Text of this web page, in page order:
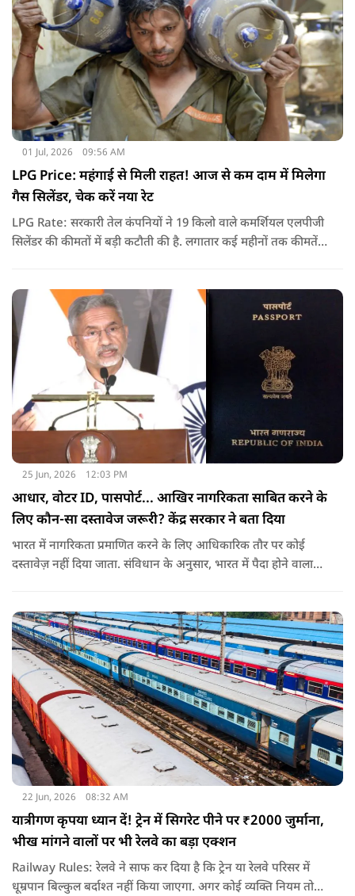
01 Jul, 2026 09:56 AM
LPG Price: महंगाई से मिली राहत! आज से कम दाम में मिलेगा
गैस सिलेंडर, चेक करें नया रेट
LPG Rate: सरकारी तेल कंपनियों ने 19 किलो वाले कमर्शियल एलपीजी
सिलेंडर की कीमतों में बड़ी कटौती की है. लगातार कई महीनों तक कीमतें
25 Jun, 2026 12:03 PM
आधार, वोटर ID, पासपोर्ट... आखिर नागरिकता साबित करने के
लिए कौन-सा दस्तावेज जरूरी? केंद्र सरकार ने बता दिया
भारत में नागरिकता प्रमाणित करने के लिए आधिकारिक तौर पर कोई
दस्तावेज़ नहीं दिया जाता. संविधान के अनुसार, भारत में पैदा होने वाला
22 Jun, 2026 08:32 AM
यात्रीगण कृपया ध्यान दें! ट्रेन में सिगरेट पीने पर ₹2000 जुर्माना,
भीख मांगने वालों पर भी रेलवे का बड़ा एक्शन
Railway Rules: रेलवे ने साफ कर दिया है कि ट्रेन या रेलवे परिसर में
धूम्रपान बिल्कुल बर्दाश्त नहीं किया जाएगा. अगर कोई व्यक्ति नियम तोड़ते